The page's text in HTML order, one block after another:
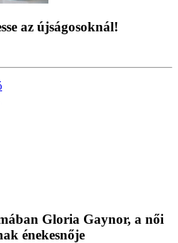
az újságosoknál!
Gloria Gaynor, a női
énekesnője